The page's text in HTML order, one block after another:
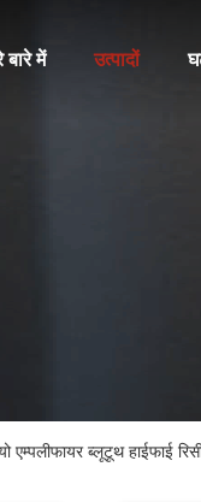
बारे में उत्पादों
एम्पलीफायर ब्लूटूथ